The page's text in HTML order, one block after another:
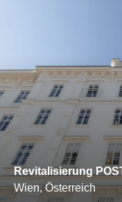
Revitalisierung
Wien, Österreich